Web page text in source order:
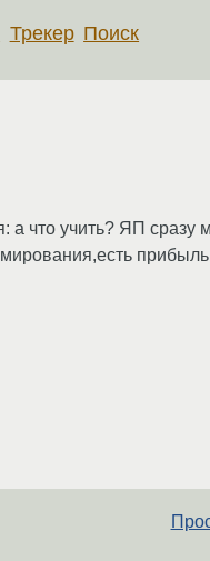
Трекер Поиск
что учить? ЯП сразу